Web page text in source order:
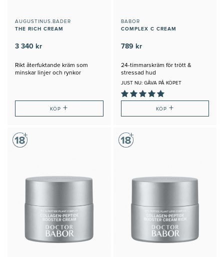
AUGUSTINUS.BADER
THE RICH CREAM
3 340 kr
Rikt återfuktande kräm som
minskar linjer och rynkor
KÖP+
BABOR
COMPLEX C CREAM
789 kr
24-timmarskräm för trött &
stressad hud
JUST NU: GÅVA PÅ KÖPET
KÖP +